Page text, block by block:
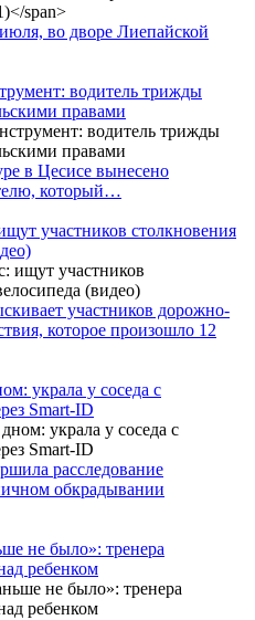
во дворе Лиепайской
водитель трижды
правами
в Цесисе вынесено
который…
участников столкновения
участников дорожно-
которое произошло 12
украла у соседа с
Smart-ID
расследование
обкрадывании
не было»: тренера
ребенком